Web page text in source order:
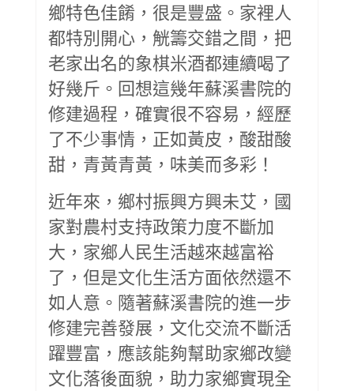
鄉特色佳餚，很是豐盛。家裡人
都特別開心，觥籌交錯之間，把
老家出名的象棋米酒都連續喝了
好幾斤。回想這幾年蘇溪書院的
修建過程，確實很不容易，經歷
了不少事情，正如黃皮，酸甜酸
甜，青黃青黃，味美而多彩！
近年來，鄉村振興方興未艾，國
家對農村支持政策力度不斷加
大，家鄉人民生活越來越富裕
了，但是文化生活方面依然還不
如人意。隨著蘇溪書院的進一步
修建完善發展，文化交流不斷活
躍豐富，應該能夠幫助家鄉改變
文化落後面貌，助力家鄉實現全